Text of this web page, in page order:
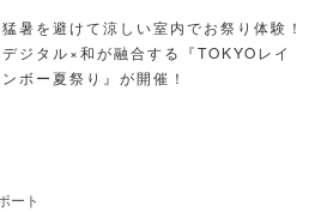
猛暑を避けて涼しい室内でお祭り体験！
デジタル×和が融合する『TOKYOレイ
ンボー夏祭り』が開催！
ート